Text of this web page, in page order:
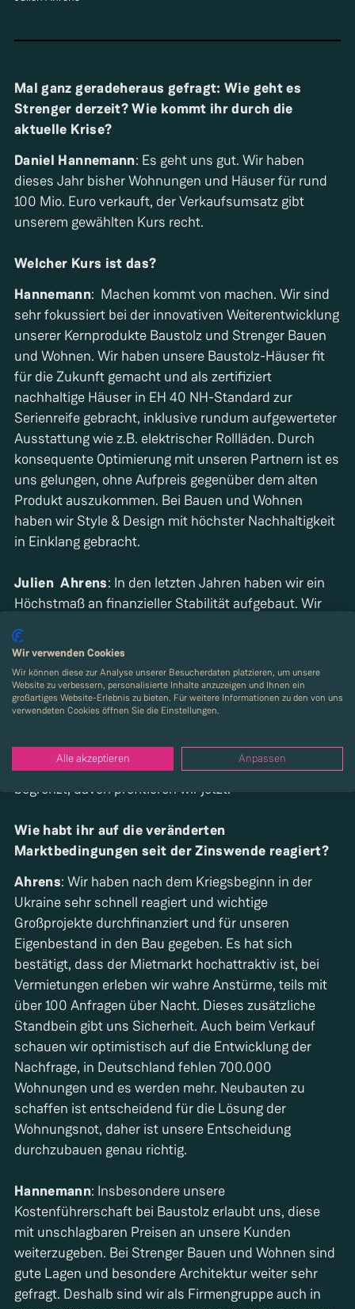
Mal ganz geradeheraus gefragt: Wie geht es
Strenger derzeit? Wie kommt ihr durch die
aktuelle Krise?
Daniel Hannemann: Es geht uns gut. Wir haben
dieses Jahr bisher Wohnungen und Häuser für rund
100 Mio. Euro verkauft, der Verkaufsumsatz gibt
unserem gewählten Kurs recht.
Welcher Kurs ist das?
Hannemann: Machen kommt von machen. Wir sind
sehr fokussiert bei der innovativen Weiterentwicklung
unserer Kernprodukte Baustolz und Strenger Bauen
und Wohnen. Wir haben unsere Baustolz-Häuser fit
für die Zukunft gemacht und als zertifiziert
nachhaltige Häuser in EH 40 NH-Standard zur
Serienreife gebracht, inklusive rundum aufgewerteter
Ausstattung wie z.B. elektrischer Rollläden. Durch
konsequente Optimierung mit unseren Partnern ist es
uns gelungen, ohne Aufpreis gegenüber dem alten
Produkt auszukommen. Bei Bauen und Wohnen
haben wir Style & Design mit höchster Nachhaltigkeit
in Einklang gebracht.
Julien Ahrens: In den letzten Jahren haben wir ein
Höchstmaß an finanzieller Stabilität aufgebaut. Wir
Generationen. In der Gesellschafterrunde gilt: Die
Firma mit ihren Mitarbeitenden und Kunden steht an
erster Stelle, die Familie steht im Zweifelsfall hinten
an. Entsprechend konservativ wurden und werden
Wachstum und das eine oder andere Grundstück
verzichtet und damit unsere Risikopositionen
begrenzt, davon profitieren wir jetzt.
Wie habt ihr auf die veränderten
Marktbedingungen seit der Zinswende reagiert?
Ahrens: Wir haben nach dem Kriegsbeginn in der
Ukraine sehr schnell reagiert und wichtige
Großprojekte durchfinanziert und für unseren
Eigenbestand in den Bau gegeben. Es hat sich
bestätigt, dass der Mietmarkt hochattraktiv ist, bei
Vermietungen erleben wir wahre Anstürme, teils mit
über 100 Anfragen über Nacht. Dieses zusätzliche
Standbein gibt uns Sicherheit. Auch beim Verkauf
schauen wir optimistisch auf die Entwicklung der
Nachfrage, in Deutschland fehlen 700.000
Wohnungen und es werden mehr. Neubauten zu
schaffen ist entscheidend für die Lösung der
Wohnungsnot, daher ist unsere Entscheidung
durchzubauen genau richtig.
Hannemann: Insbesondere unsere
Kostenführerschaft bei Baustolz erlaubt uns, diese
mit unschlagbaren Preisen an unsere Kunden
weiterzugeben. Bei Strenger Bauen und Wohnen sind
gute Lagen und besondere Architektur weiter sehr
gefragt. Deshalb sind wir als Firmengruppe auch in
Wir verwenden Cookies
Wir können diese zur Analyse unserer Besucherdaten platzieren, um unsere
Website zu verbessern, personalisierte Inhalte anzuzeigen und Ihnen ein
großartiges Website-Erlebnis zu bieten. Für weitere Informationen zu den von uns
verwendeten Cookies öffnen Sie die Einstellungen.
Alle akzeptieren Anpassen